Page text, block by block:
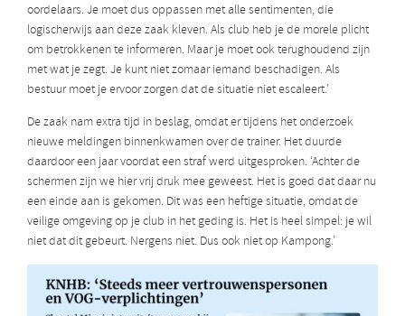
oordelaars. Je moet dus oppassen met alle sentimenten, die
logischerwijs aan deze zaak kleven. Als club heb je de morele plicht
om betrokkenen te informeren. Maar je moet ook terughoudend zijn
met wat je zegt. Je kunt niet zomaar iemand beschadigen. Als
bestuur moet je ervoor zorgen dat de situatie niet escaleert.’
De zaak nam extra tijd in beslag, omdat er tijdens het onderzoek
nieuwe meldingen binnenkwamen over de trainer. Het duurde
daardoor een jaar voordat een straf werd uitgesproken. ‘Achter de
schermen zijn we hier vrij druk mee geweest. Het is goed dat daar nu
een einde aan is gekomen. Dit was een heftige situatie, omdat de
veilige omgeving op je club in het geding is. Het is heel simpel: je wil
niet dat dit gebeurt. Nergens niet. Dus ook niet op Kampong.’